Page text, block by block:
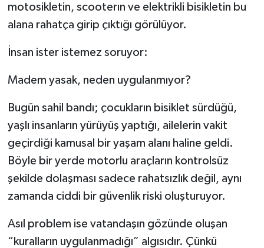
motosikletin, scooterın ve elektrikli bisikletin bu
alana rahatça girip çıktığı görülüyor.
İnsan ister istemez soruyor:
Madem yasak, neden uygulanmıyor?
Bugün sahil bandı; çocukların bisiklet sürdüğü,
yaşlı insanların yürüyüş yaptığı, ailelerin vakit
geçirdiği kamusal bir yaşam alanı haline geldi.
Böyle bir yerde motorlu araçların kontrolsüz
şekilde dolaşması sadece rahatsızlık değil, aynı
zamanda ciddi bir güvenlik riski oluşturuyor.
Asıl problem ise vatandaşın gözünde oluşan
“kuralların uygulanmadığı” algısıdır. Çünkü